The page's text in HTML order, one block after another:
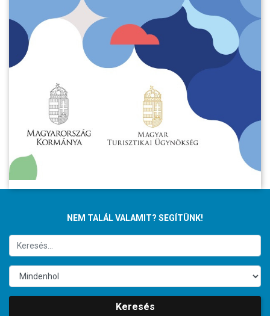
NEM TALÁL VALAMIT? SEGÍTÜNK!
Keresés